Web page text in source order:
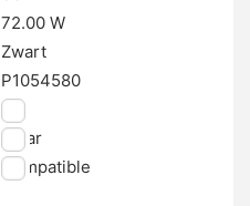
72.00 W
Zwart
P1054580
2 A
1 jaar
Compatible